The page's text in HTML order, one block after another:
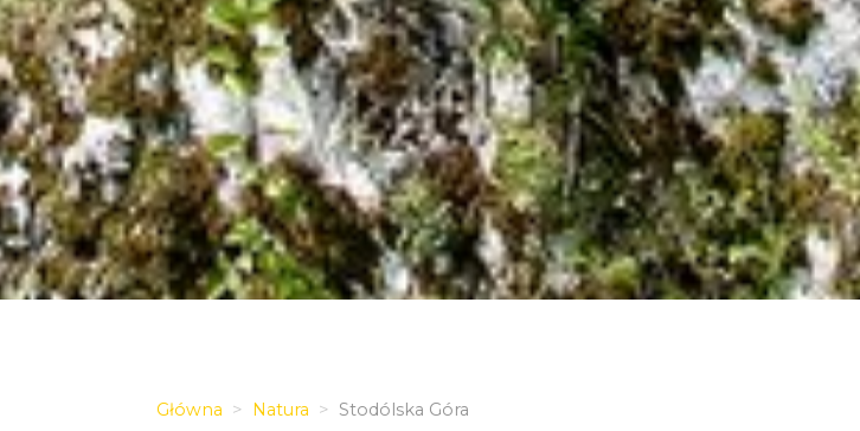
Główna Natura Stodólska Góra